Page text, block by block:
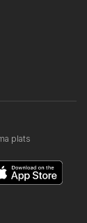
plats